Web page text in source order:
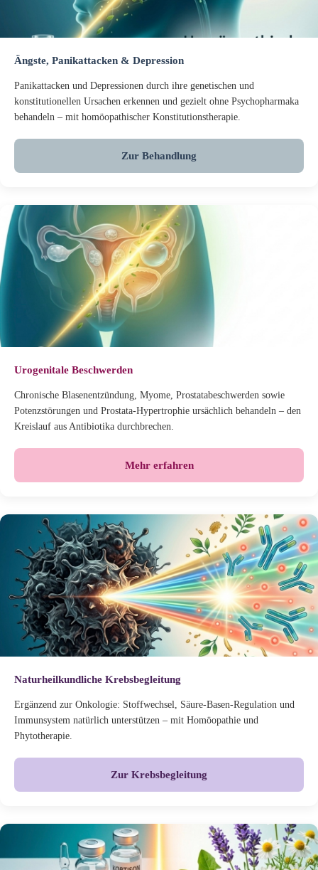
Ängste, Panikattacken & Depression
Panikattacken und Depressionen durch ihre genetischen und
konstitutionellen Ursachen erkennen und gezielt ohne Psychopharmaka
behandeln – mit homöopathischer Konstitutionstherapie.
Zur Behandlung
Urogenitale Beschwerden
Chronische Blasenentzündung, Myome, Prostatabeschwerden sowie
Potenzstörungen und Prostata-Hypertrophie ursächlich behandeln – den
Kreislauf aus Antibiotika durchbrechen.
Mehr erfahren
Naturheilkundliche Krebsbegleitung
Ergänzend zur Onkologie: Stoffwechsel, Säure-Basen-Regulation und
Immunsystem natürlich unterstützen – mit Homöopathie und
Phytotherapie.
Zur Krebsbegleitung